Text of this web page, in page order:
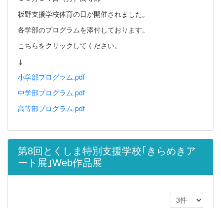
板野支援学校体育の日が開催されました。
各学部のプログラムを添付しております。
こちらをクリックしてください。
↓
小学部プログラム.pdf
中学部プログラム.pdf
高等部プログラム.pdf
第8回とくしま特別支援学校｢きらめきア
ート展｣Web作品展